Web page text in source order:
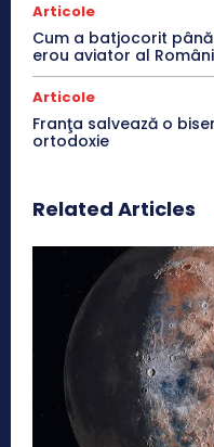
Articole
Cum a batjocorit
erou aviator al
Articole
Franţa salvează o
ortodoxie
Related Articles